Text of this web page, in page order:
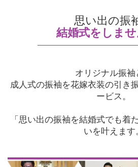
思い出の振
結婚式をしませ
オリジナル振袖
成人式の振袖を花嫁衣装の引き
ービス。
「思い出の振袖を結婚式でも着
いを叶えます。